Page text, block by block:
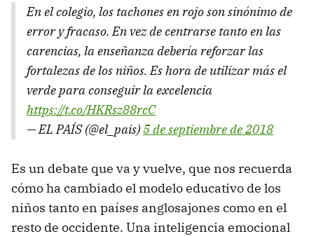
En el colegio, los tachones en rojo son sinónimo de
error y fracaso. En vez de centrarse tanto en las
carencias, la enseñanza debería reforzar las
fortalezas de los niños. Es hora de utilizar más el
verde para conseguir la excelencia
https://t.co/HKRsz88rcC
— EL PAÍS (@el_pais)5 de septiembre de 2018
Es un debate que va y vuelve, que nos recuerda
cómo ha cambiado el modelo educativo de los
niños tanto en países anglosajones como en el
resto de occidente. Una inteligencia emocional